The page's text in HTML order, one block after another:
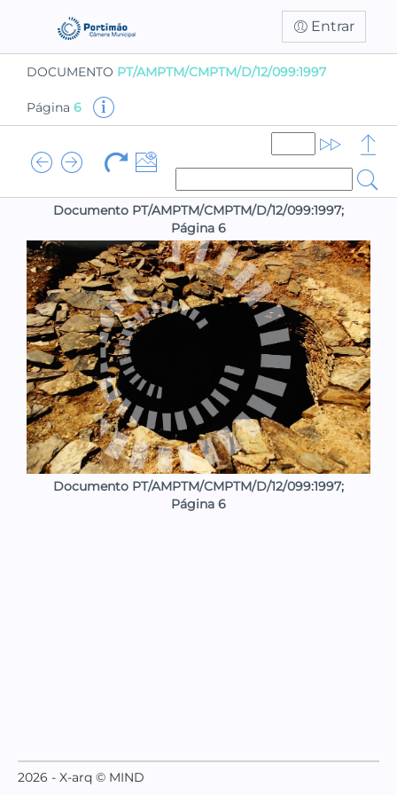
Entrar
DOCUMENTO PT/AMPTM/CMPTM/D/12/099:1997
Página 6
Documento PT/AMPTM/CMPTM/D/12/099:1997;
Página 6
Documento PT/AMPTM/CMPTM/D/12/099:1997;
Página 6
2026 - X-arq © MIND